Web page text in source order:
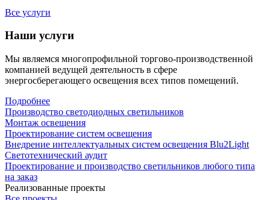
Все услуги
Наши услуги
Мы являемся многопрофильной торгово-производственной
компанией ведущей деятельность в сфере
энергосберегающего освещения всех типов помещений.
Подробнее
Производство светодиодных светильников
Монтаж освещения
Проектирование систем освещения
Внедрение интеллектуальных систем освещения Blu2Light
Светотехнический аудит
Проектирование и производство светильников любого типа
на заказ
Реализованные проекты